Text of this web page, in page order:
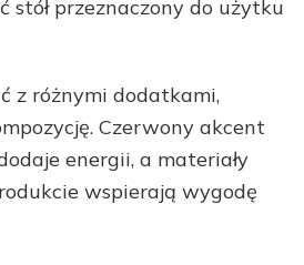
stół przeznaczony do użytku
z różnymi dodatkami,
Czerwony akcent
energii, a materiały
wspierają wygodę